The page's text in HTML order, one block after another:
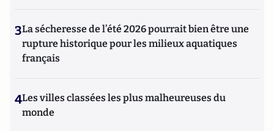
3La sécheresse de l’été 2026 pourrait bien être une
rupture historique pour les milieux aquatiques
français
4Les villes classées les plus malheureuses du
monde